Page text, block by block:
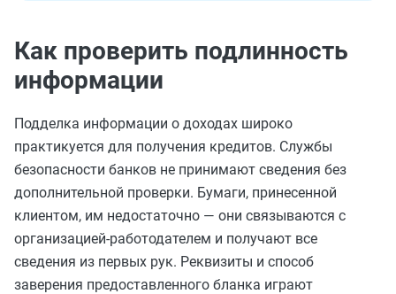
Как проверить подлинность
информации
Подделка информации о доходах широко
практикуется для получения кредитов. Службы
безопасности банков не принимают сведения без
дополнительной проверки. Бумаги, принесенной
клиентом, им недостаточно — они связываются с
организацией-работодателем и получают все
сведения из первых рук. Реквизиты и способ
заверения предоставленного бланка играют